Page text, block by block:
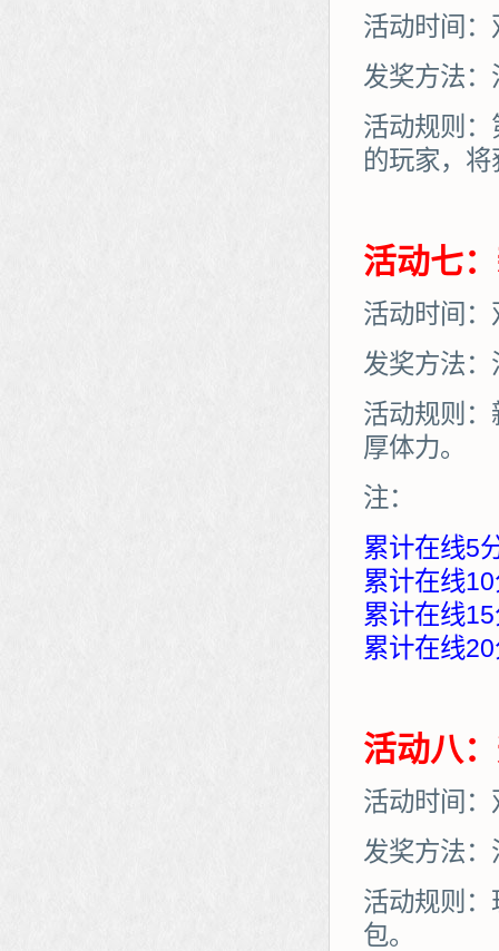
活动时间
发奖方法
活动规则
的玩家，
活动七
活动时间
发奖方法
活动规则
厚体力。
注：
累计在线5
累计在线
累计在线
累计在线
活动八
活动时间
发奖方法
活动规则
包。